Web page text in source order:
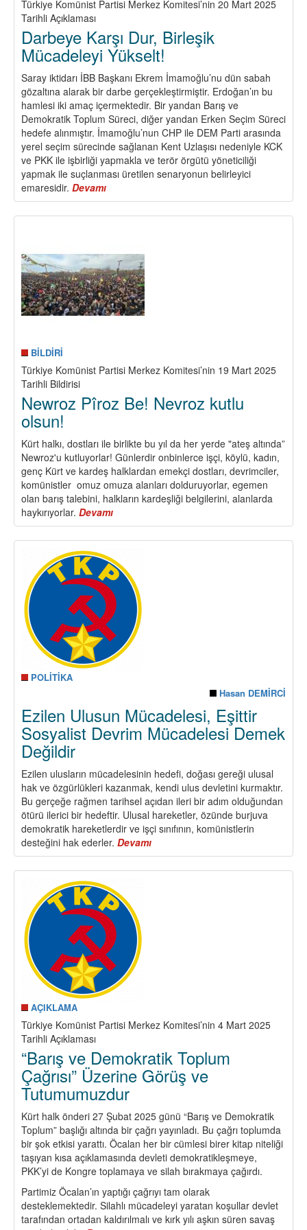
Türkiye Komünist Partisi Merkez Komitesi’nin 20 Mart 2025
Tarihli Açıklaması
Darbeye Karşı Dur, Birleşik
Mücadeleyi Yükselt!
Saray iktidarı İBB Başkanı Ekrem İmamoğlu’nu dün sabah
gözaltına alarak bir darbe gerçekleştirmiştir. Erdoğan’ın bu
hamlesi iki amaç içermektedir. Bir yandan Barış ve
Demokratik Toplum Süreci, diğer yandan Erken Seçim Süreci
hedefe alınmıştır. İmamoğlu’nun CHP ile DEM Parti arasında
yerel seçim sürecinde sağlanan Kent Uzlaşısı nedeniyle KCK
ve PKK ile işbirliği yapmakla ve terör örgütü yöneticiliği
yapmak ile suçlanması üretilen senaryonun belirleyici
emaresidir. Devamı
Darbeye
Karşı
Mücadeleyi
Yükselt!
BİLDİRİ
Türkiye Komünist Partisi Merkez Komitesi’nin 19 Mart 2025
Tarihli Bildirisi
Newroz Pîroz Be! Nevroz kutlu
olsun!
Kürt halkı, dostları ile birlikte bu yıl da her yerde "ateş altında”
Newroz'u kutluyorlar! Günlerdir onbinlerce işçi, köylü, kadın,
genç Kürt ve kardeş halklardan emekçi dostları, devrimciler,
komünistler omuz omuza alanları dolduruyorlar, egemen
olan barış talebini, halkların kardeşliği belgilerini, alanlarda
haykırıyorlar. Devamı
Newroz
Pîroz
Nevroz
kutlu
olsun!
POLİTİKA
Hasan DEMİRCİ
Ezilen Ulusun Mücadelesi, Eşittir
Sosyalist Devrim Mücadelesi Demek
Değildir
Ezilen ulusların mücadelesinin hedefi, doğası gereği ulusal
hak ve özgürlükleri kazanmak, kendi ulus devletini kurmaktır.
Bu gerçeğe rağmen tarihsel açıdan ileri bir adım olduğundan
ötürü ilerici bir hedeftir. Ulusal hareketler, özünde burjuva
demokratik hareketlerdir ve işçi sınıfının, komünistlerin
desteğini hak ederler. Devamı
Ezilen
Ulusun
AÇIKLAMA
Türkiye Komünist Partisi Merkez Komitesi’nin 4 Mart 2025
Tarihli Açıklaması
“Barış ve Demokratik Toplum
Çağrısı” Üzerine Görüş ve
Tutumumuzdur
Kürt halk önderi 27 Şubat 2025 günü “Barış ve Demokratik
Toplum” başlığı altında bir çağrı yayınladı. Bu çağrı toplumda
bir şok etkisi yarattı. Öcalan her bir cümlesi birer kitap niteliği
taşıyan kısa açıklamasında devleti demokratikleşmeye,
PKK’yi de Kongre toplamaya ve silah bırakmaya çağırdı.
Partimiz Öcalan’ın yaptığı çağrıyı tam olarak
desteklemektedir. Silahlı mücadeleyi yaratan koşullar devlet
tarafından ortadan kaldırılmalı ve kırk yılı aşkın süren savaş